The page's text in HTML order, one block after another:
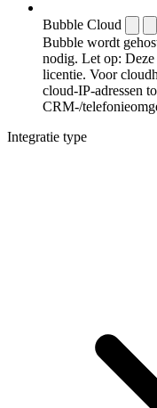
Bubble Cloud
Bubble wordt
nodig. Let op:
licentie. Voor
cloud-IP-adressen
CRM-/
Integratie type